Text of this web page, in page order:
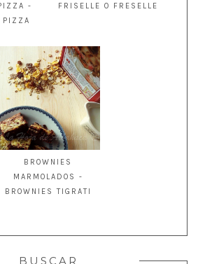
-
PIZZA
FRISELLE O FRESELLE
BROWNIES
MARMOLADOS -
BROWNIES TIGRATI
BUSCAR